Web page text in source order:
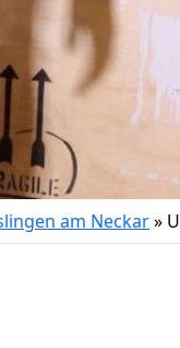
am Neckar»